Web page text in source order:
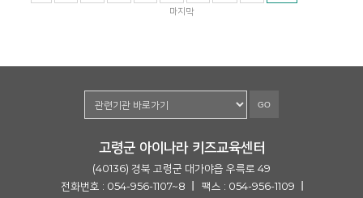
마지막
고령군 아이나라 키즈교육센터
(40136) 경북 고령군 대가야읍 우륵로 49
전화번호 : 054-956-1107~8
팩스 : 054-956-1109
GO